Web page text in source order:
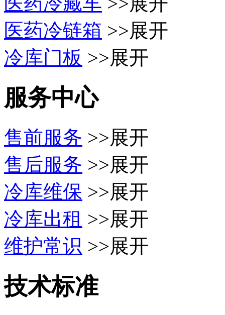
医药冷链箱 >>展开
冷库门板 >>展开
服务中心
售前服务 >>展开
售后服务 >>展开
冷库维保 >>展开
冷库出租 >>展开
维护常识 >>展开
技术标准